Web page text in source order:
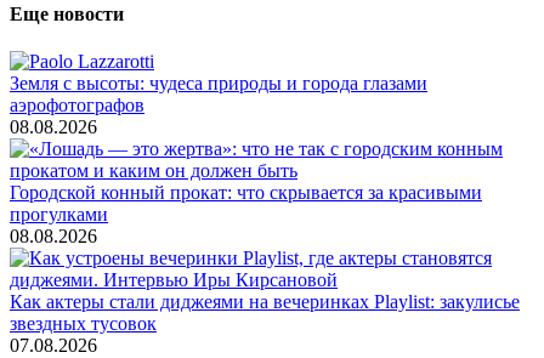
Еще новости
Земля с высоты: чудеса природы и города глазами
аэрофотографов
08.08.2026
Городской конный прокат: что скрывается за красивыми
прогулками
08.08.2026
Как актеры стали диджеями на вечеринках Playlist: закулисье
звездных тусовок
07.08.2026